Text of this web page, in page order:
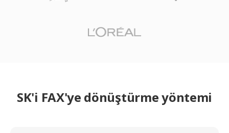
SK'i FAX'ye dönüştürme yöntemi